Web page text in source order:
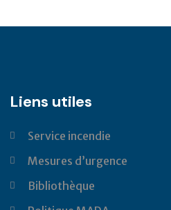
Liens utiles
Service incendie
Mesures d’urgence
Bibliothèque